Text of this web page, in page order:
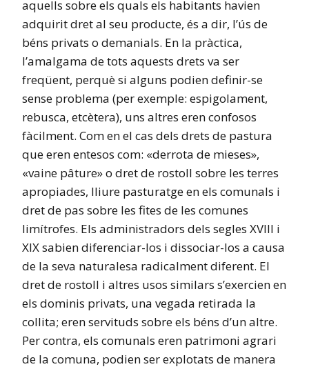
aquells sobre els quals els habitants havien
adquirit dret al seu producte, és a dir, l’ús de
béns privats o demanials. En la pràctica,
l’amalgama de tots aquests drets va ser
freqüent, perquè si alguns podien definir-se
sense problema (per exemple: espigolament,
rebusca, etcètera), uns altres eren confosos
fàcilment. Com en el cas dels drets de pastura
que eren entesos com: «derrota de mieses»,
«vaine pâture» o dret de rostoll sobre les terres
apropiades, lliure pasturatge en els comunals i
dret de pas sobre les fites de les comunes
limítrofes. Els administradors dels segles XVIII i
XIX sabien diferenciar-los i dissociar-los a causa
de la seva naturalesa radicalment diferent. El
dret de rostoll i altres usos similars s’exercien en
els dominis privats, una vegada retirada la
collita; eren servituds sobre els béns d’un altre.
Per contra, els comunals eren patrimoni agrari
de la comuna, podien ser explotats de manera